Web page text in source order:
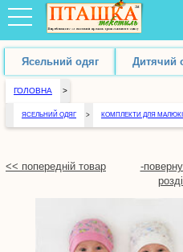
Ясельний одяг Дитячий
ГОЛОВНА >
ЯСЕЛЬНИЙ ОДЯГ > КОМПЛЕКТИ ДЛЯ
<< попередній товар
-